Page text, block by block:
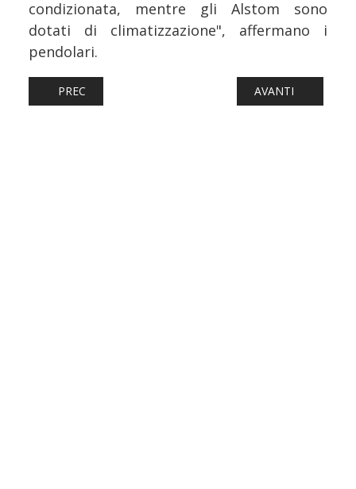
condizionata, mentre gli Alstom sono
dotati di climatizzazione", affermano i
pendolari.
ARTICOLO PRECEDENTE: FERROVIE: UN NUOVO
PREC ARTICOLO
AVANTI